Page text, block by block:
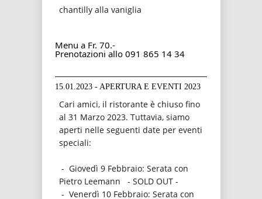
chantilly alla vaniglia
Menu a Fr. 70.-
Prenotazioni allo 091 865 14 34
15.01.2023 - APERTURA E EVENTI 2023
Cari amici, il ristorante è chiuso fino
al 31 Marzo 2023. Tuttavia, siamo
aperti nelle seguenti date per eventi
speciali:
- Giovedì 9 Febbraio: Serata con
Pietro Leemann - SOLD OUT -
- Venerdì 10 Febbraio: Serata con